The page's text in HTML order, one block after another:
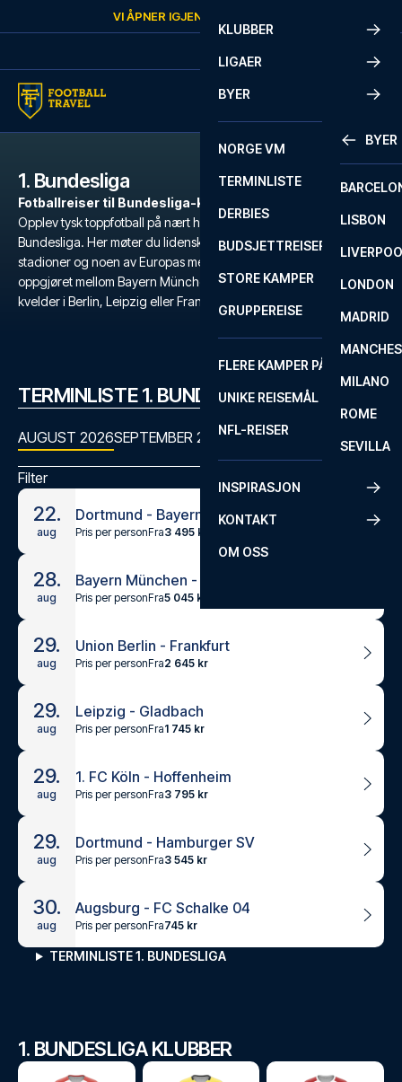
VI ÅPNER IGJEN
KLUBBER
LIGAER
BYER
BYER
LISBON
LONDON
MADRID
MILANO
ROME
SEVILLA
NORGE VM
TERMINLISTE
DERBIES
BUDSJETTREISER
STORE KAMPER
GRUPPEREISE
FLERE KAMPER PÅ ÉN REISE
UNIKE REISEMÅL
NFL-REISER
INSPIRASJON
KONTAKT
OM OSS
1. Bundesliga
Fotballreiser til Bundesliga-kamper
Opplev tysk toppfotball på nært hold med fotballreiser til
Bundesliga. Her møter du lidenskapelige supportere, fullsatte
stadioner og noen av Europas mest intense kamper, fra Klassiker-
oppgjøret mellom Bayern München og Dortmund til stemningsfulle
kvelder i Berlin, Leipzig eller Frankfurt.
TERMINLISTE 1. BUNDESLIGA
AUGUST 2026SEPTEMBER 2026 OKTOBER 2026
Filter
22.
aug Pris per personFra3 495 kr
28.
aug
Bayern München - Stuttgart
Pris per personFra5 045 kr
29.
aug
Union Berlin - Frankfurt
Pris per personFra2 645 kr
29.
aug
Leipzig - Gladbach
Pris per personFra1 745 kr
29.
aug
1. FC Köln - Hoffenheim
Pris per personFra3 795 kr
29.
aug
Dortmund - Hamburger SV
Pris per personFra3 545 kr
30.
aug
Augsburg - FC Schalke 04
Pris per personFra745 kr
TERMINLISTE 1. BUNDESLIGA
1. BUNDESLIGA KLUBBER